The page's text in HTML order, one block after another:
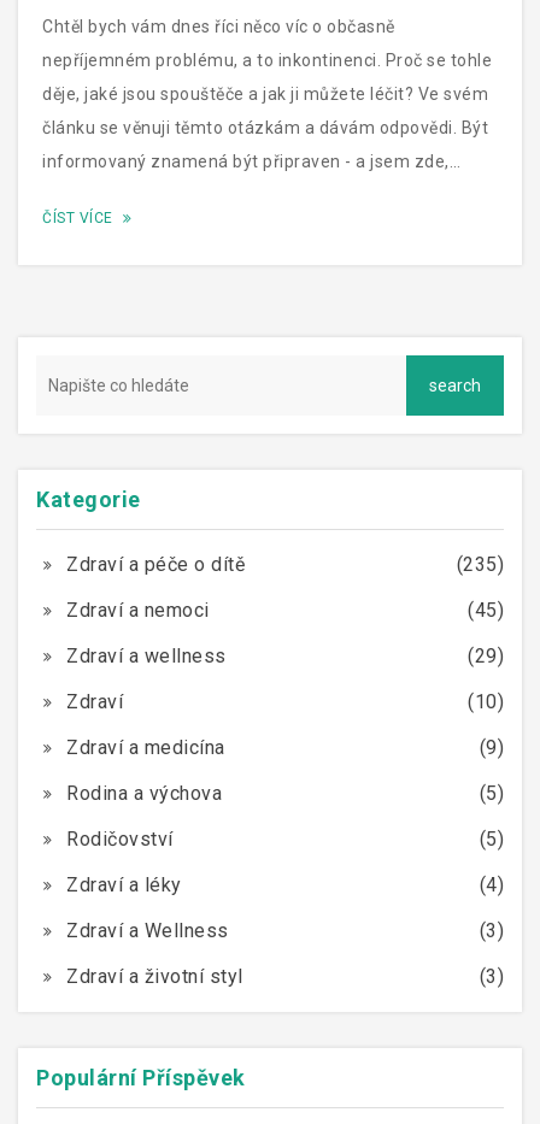
Chtěl bych vám dnes říci něco víc o občasně
nepříjemném problému, a to inkontinenci. Proč se tohle
děje, jaké jsou spouštěče a jak ji můžete léčit? Ve svém
článku se věnuji těmto otázkám a dávám odpovědi. Být
informovaný znamená být připraven - a jsem zde,
prozkoumejme to společně.
ČÍST VÍCE
Kategorie
Zdraví a péče o dítě
(235)
Zdraví a nemoci
(45)
Zdraví a wellness
(29)
Zdraví
(10)
Zdraví a medicína
(9)
Rodina a výchova
(5)
Rodičovství
(5)
Zdraví a léky
(4)
Zdraví a Wellness
(3)
Zdraví a životní styl
(3)
Populární Příspěvek